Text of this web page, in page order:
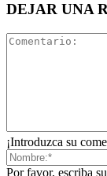
DEJAR UNA
¡Introduzca su
Por favor, escriba